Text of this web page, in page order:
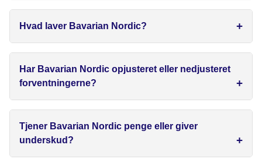
Hvad laver Bavarian Nordic?
Har Bavarian Nordic opjusteret eller nedjusteret
forventningerne?
Tjener Bavarian Nordic penge eller giver
underskud?